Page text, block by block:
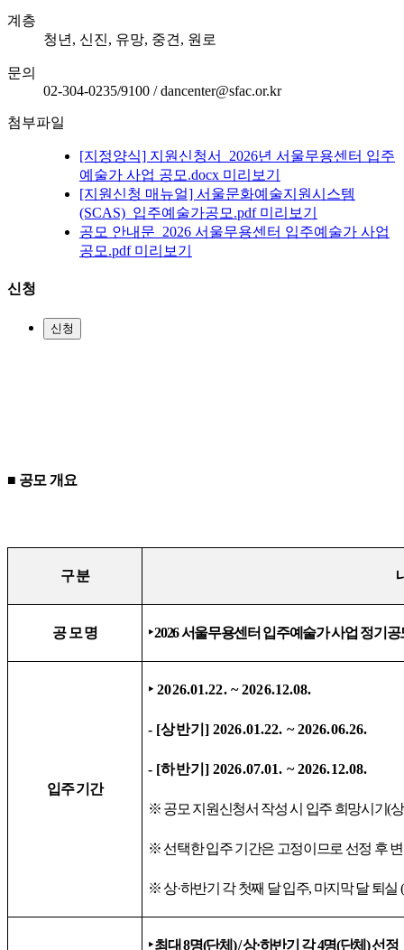
계층
청년, 신진, 유망, 중견, 원로
문의
02-304-0235/9100 / dancenter@sfac.or.kr
첨부파일
[지정양식] 지원신청서_2026년 서울무용센터 입주
예술가 사업 공모.docx 미리보기
[지원신청 매뉴얼] 서울문화예술지원시스템
(SCAS)_입주예술가공모.pdf 미리보기
공모 안내문_2026 서울무용센터 입주예술가 사업
공모.pdf 미리보기
신청
신청
■ 공모 개요
구 분
공 모 명 ‣2026서울무용센터 입주예술가 사업 정기공
입주 기간
‣2026.01.22. ~ 2026.12.08.
- [상반기 ] 2026.01.22. ~ 2026.06.26.
- [하반기 ] 2026.07.01. ~ 2026.12.08.
※ 공모 지원신청서 작성 시 입주 희망시기(
※ 선택한 입주 기간은 고정이므로 선정 후
※상·하반기 각 첫째 달 입주, 마지막 달 퇴실 (
‣최대8명(단체 ) /상·하반기 각4명(단체)선정